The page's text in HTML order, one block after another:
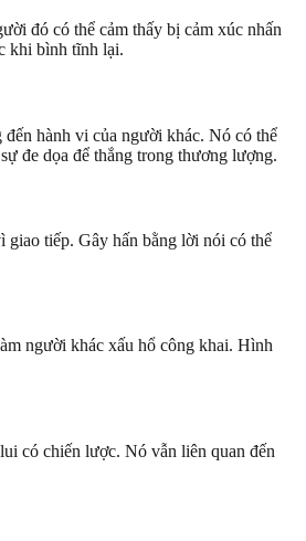
đó có thể cảm thấy bị cảm xúc nhấn
khi bình tĩnh lại.
hành vi của người khác. Nó có thể
đe dọa để thắng trong thương lượng.
giao tiếp. Gây hấn bằng lời nói có thể
người khác xấu hổ công khai. Hình
có chiến lược. Nó vẫn liên quan đến